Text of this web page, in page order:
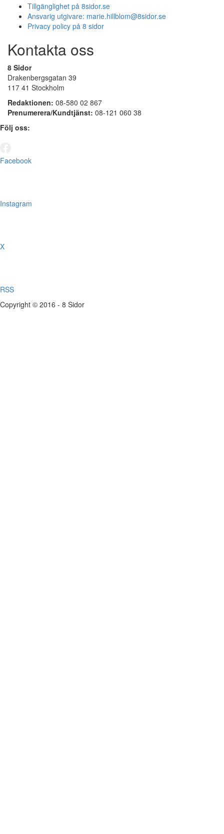
Tillgänglighet på 8sidor.se
Ansvarig utgivare: marie.hillblom@8sidor.se
Privacy policy på 8 sidor
Kontakta oss
8 Sidor
Drakenbergsgatan 39
117 41 Stockholm
Redaktionen: 08-580 02 867
Prenumerera/Kundtjänst: 08-121 060 38
Följ oss:
Facebook
Instagram
X
RSS
Copyright © 2016 - 8 Sidor